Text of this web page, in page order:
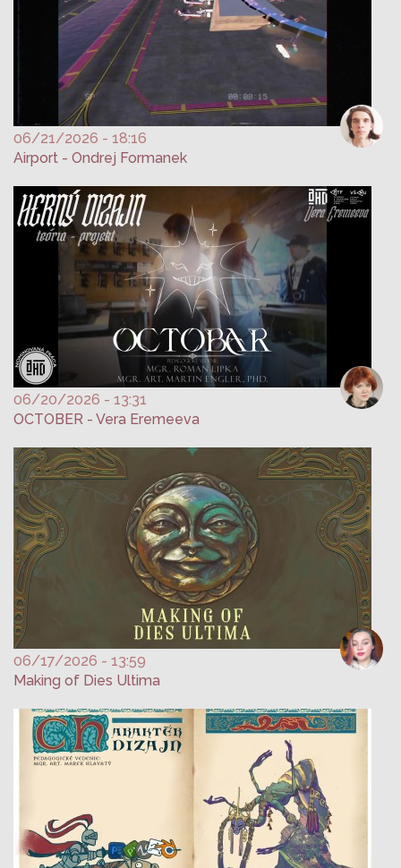
06/21/2026 - 18:16
Airport - Ondrej Formanek
06/20/2026 - 13:31
OCTOBER - Vera Eremeeva
06/17/2026 - 13:59
Making of Dies Ultima